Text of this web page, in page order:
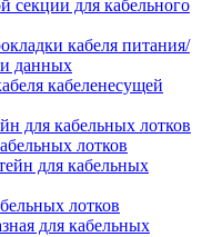
секции для кабельного
кабеля питания/
данных
кабеленесущей
для кабельных лотков
лотков
для кабельных
лотков
для кабельных